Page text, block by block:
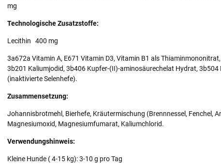
mg
Technologische Zusatzstoffe:
Lecithin 400 mg
3a672a Vitamin A, E671 Vitamin D3, Vitamin B1 als
3b201 Kaliumjodid, 3b406 Kupfer-(II)-aminosäurechelat Hydrat,
(inaktivierte Selenhefe).
Zusammensetzung:
Johannisbrotmehl, Bierhefe, Kräutermischung (Brennnessel, Fenchel,
Magnesiumoxid, Magnesiumfumarat, Kaliumchlorid.
Verwendungshinweis:
Kleine Hunde ( 4-15 kg): 3-10 g pro Tag